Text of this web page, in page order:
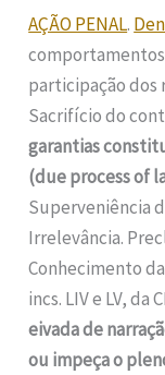
AÇÃO PENAL.
participação dos
Sacrifício do
garantias
(due process of
Superveniência
Irrelevância.
Conhecimento
incs. LIV e LV, da
eivada de
ou impeça o